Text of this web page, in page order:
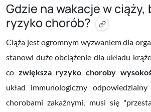
Gdzie na wakacje w ciąży,
ryzyko chorób?
Ciąża jest ogromnym wyzwaniem dla
stanowi duże obciążenie dla układu
co zwiększa ryzyko choroby
układ immunologiczny
chorobami zakaźnymi, musi się